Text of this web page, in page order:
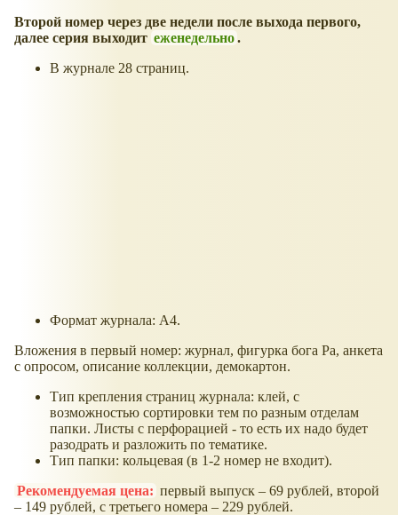
Второй номер через две недели после выхода первого,
далее серия выходит еженедельно.
В журнале 28 страниц.
Формат журнала: А4.
Вложения в первый номер: журнал, фигурка бога Ра, анкета
с опросом, описание коллекции, демокартон.
Тип крепления страниц журнала: клей, с
возможностью сортировки тем по разным отделам
папки. Листы с перфорацией - то есть их надо будет
разодрать и разложить по тематике.
Тип папки: кольцевая (в 1-2 номер не входит).
Рекомендуемая цена: первый выпуск – 69 рублей, второй
– 149 рублей, с третьего номера – 229 рублей.